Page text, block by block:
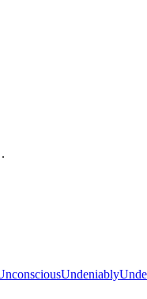
.
Undeniably